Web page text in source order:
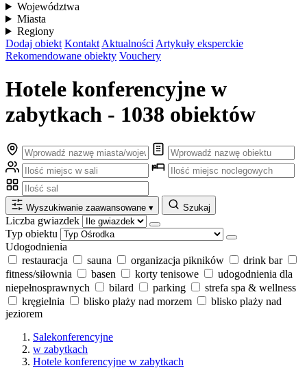
Województwa
Miasta
Regiony
Dodaj obiekt Kontakt Aktualności Artykuły eksperckie
Rekomendowane obiekty Vouchery
Hotele konferencyjne w
zabytkach - 1038 obiektów
Wyszukiwanie zaawansowane ▾ Szukaj
Liczba gwiazdek
Typ obiektu
Udogodnienia
restauracja
sauna organizacja pikników
drink bar
fitness/siłownia
basen korty tenisowe
udogodnienia dla
niepełnosprawnych
bilard parking
strefa spa & wellness
kręgielnia
blisko plaży nad morzem
blisko plaży nad
jeziorem
Salekonferencyjne
w zabytkach
Hotele konferencyjne w zabytkach